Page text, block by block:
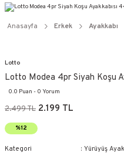
Anasayfa Erkek Ayakkabı
Lotto
Lotto Modea 4pr Siyah Koşu
0.0 Puan - 0 Yorum
2.499 TL 2.199 TL
%12
Kategori
Yürüyüş